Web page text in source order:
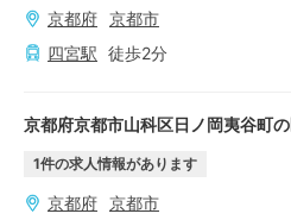
京都府 京都市
四宮駅 徒歩2分
京都府京都市山科区日ノ岡夷谷町
1件の求人情報があります
京都府 京都市